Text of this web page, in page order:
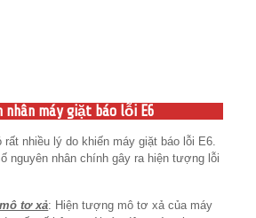
nhân máy giặt báo lỗi E6
nhiều lý do khiến máy giặt báo lỗi E6.
nguyên nhân chính gây ra hiện tượng lỗi
tơ xả: Hiện tượng mô tơ xả của máy